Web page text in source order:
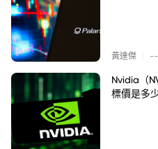
黃達傑 --
Nvidia（
標價是多